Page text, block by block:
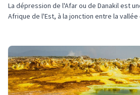
La dépression de l'Afar ou de Danakil est
Afrique de l'Est, à la jonction entre la vallée